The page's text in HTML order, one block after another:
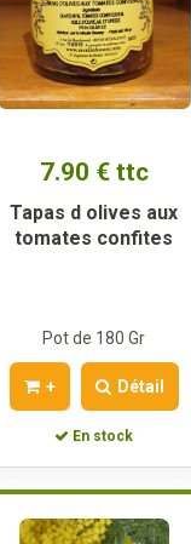
7.90 € ttc
Tapas d olives aux
tomates confites
Pot de 180 Gr
+ Détail
En stock